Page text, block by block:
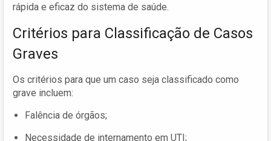
rápida e eficaz do sistema de saúde.
Critérios para Classificação de Casos
Graves
Os critérios para que um caso seja classificado como
grave incluem:
Falência de órgãos;
Necessidade de internamento em UTI;